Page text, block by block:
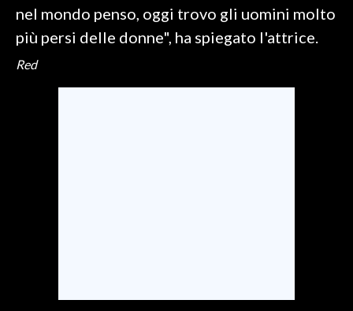
SARDEGNA TURISMO
ANNUNCI
nel mondo penso, oggi trovo gli uomini molto
più persi delle donne", ha spiegato l'attrice.
Red